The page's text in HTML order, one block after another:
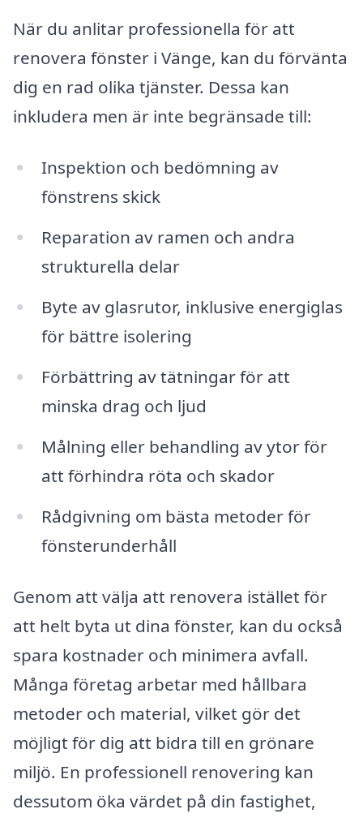
När du anlitar professionella för att
renovera fönster i Vänge, kan du förvänta
dig en rad olika tjänster. Dessa kan
inkludera men är inte begränsade till:
Inspektion och bedömning av
fönstrens skick
Reparation av ramen och andra
strukturella delar
Byte av glasrutor, inklusive energiglas
för bättre isolering
Förbättring av tätningar för att
minska drag och ljud
Målning eller behandling av ytor för
att förhindra röta och skador
Rådgivning om bästa metoder för
fönsterunderhåll
Genom att välja att renovera istället för
att helt byta ut dina fönster, kan du också
spara kostnader och minimera avfall.
Många företag arbetar med hållbara
metoder och material, vilket gör det
möjligt för dig att bidra till en grönare
miljö. En professionell renovering kan
dessutom öka värdet på din fastighet,